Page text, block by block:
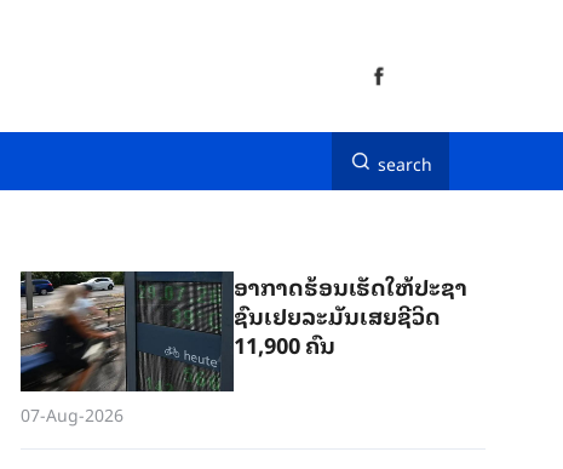
search
ອາ​ກາດ​ຮ້ອນ​ເຮັດ​ໃຫ້​ປະ​ຊາ​
ຊົນ​ເຢຍ​ລະ​ມັນ​ເສຍ​ຊີ​ວິດ
11,900 ຄົນ
07-Aug-2026